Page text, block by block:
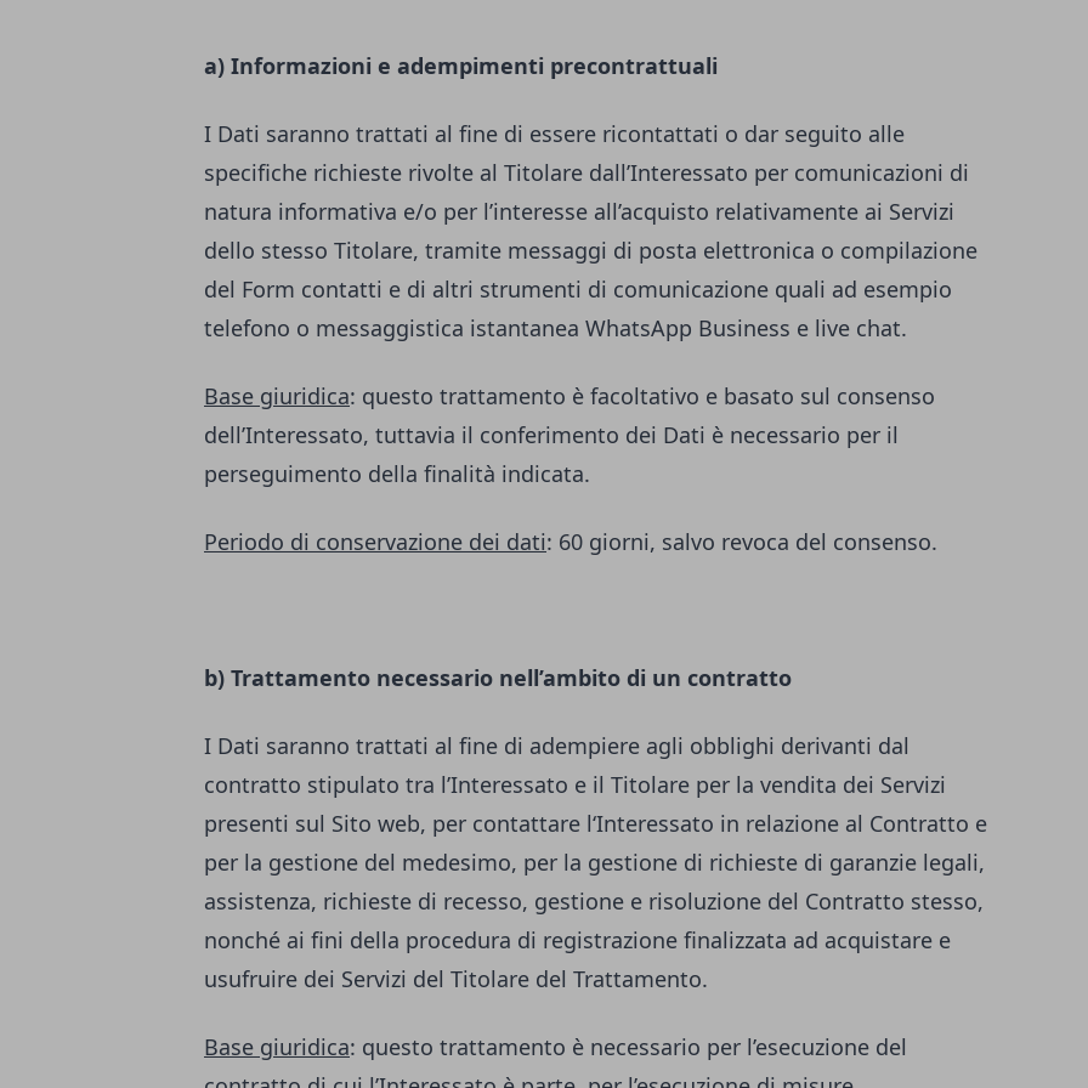
a) Informazioni e adempimenti precontrattuali
I Dati saranno trattati al fine di essere ricontattati o dar seguito alle
specifiche richieste rivolte al Titolare dall’Interessato per comunicazioni di
natura informativa e/o per l’interesse all’acquisto relativamente ai Servizi
dello stesso Titolare, tramite messaggi di posta elettronica o compilazione
del Form contatti e di altri strumenti di comunicazione quali ad esempio
telefono o messaggistica istantanea WhatsApp Business e live chat.
Base giuridica: questo trattamento è facoltativo e basato sul consenso
dell’Interessato, tuttavia il conferimento dei Dati è necessario per il
perseguimento della finalità indicata.
Periodo di conservazione dei dati: 60 giorni, salvo revoca del consenso.
b) Trattamento necessario nell’ambito di un contratto
I Dati saranno trattati al fine di adempiere agli obblighi derivanti dal
contratto stipulato tra l’Interessato e il Titolare per la vendita dei Servizi
presenti sul Sito web, per contattare l‘Interessato in relazione al Contratto e
per la gestione del medesimo, per la gestione di richieste di garanzie legali,
assistenza, richieste di recesso, gestione e risoluzione del Contratto stesso,
nonché ai fini della procedura di registrazione finalizzata ad acquistare e
usufruire dei Servizi del Titolare del Trattamento.
Base giuridica: questo trattamento è necessario per l’esecuzione del